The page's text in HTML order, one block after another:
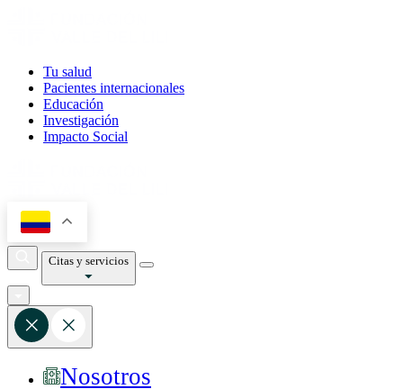
Tu salud
Pacientes internacionales
Educación
Investigación
Impacto Social
Citas y servicios
Nosotros